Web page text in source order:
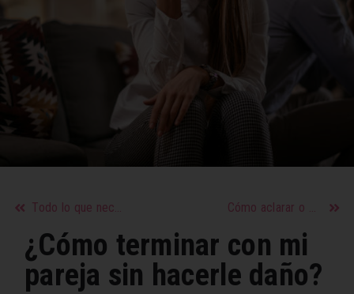
Todo lo que necesitas saber sobre el primer trimestre de embarazo Cómo aclarar o quitar manchas de las axilas con cremas o remedios caseros
¿Cómo terminar con mi
pareja sin hacerle daño?